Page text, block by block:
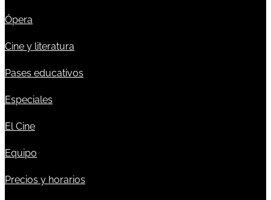
Ópera
Cine y literatura
Pases educativos
Especiales
El Cine
Equipo
Precios y horarios